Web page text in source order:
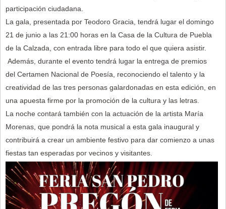
participación ciudadana.
La gala, presentada por Teodoro Gracia, tendrá lugar el domingo
21 de junio a las 21:00 horas en la Casa de la Cultura de Puebla
de la Calzada, con entrada libre para todo el que quiera asistir.
Además, durante el evento tendrá lugar la entrega de premios
del Certamen Nacional de Poesía, reconociendo el talento y la
creatividad de las tres personas galardonadas en esta edición, en
una apuesta firme por la promoción de la cultura y las letras.
La noche contará también con la actuación de la artista María
Morenas, que pondrá la nota musical a esta gala inaugural y
contribuirá a crear un ambiente festivo para dar comienzo a unas
fiestas tan esperadas por vecinos y visitantes.